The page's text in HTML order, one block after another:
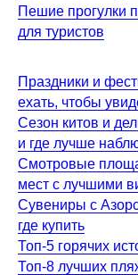
Пешие прогулки
для туристов
Праздники и
ехать, чтобы
Сезон китов и
и где лучше
Смотровые
мест с лучшими
Сувениры с
где купить
Топ-5 горячих
Топ-8 лучших